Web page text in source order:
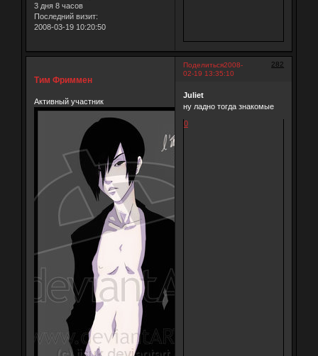
3 дня 8 часов
Последний визит:
2008-03-19 10:20:50
Поделиться 282
2008-
02-19 13:35:10
Тим Фриммен
Активный участник
Juliet
ну ладно тогда знакомые
0